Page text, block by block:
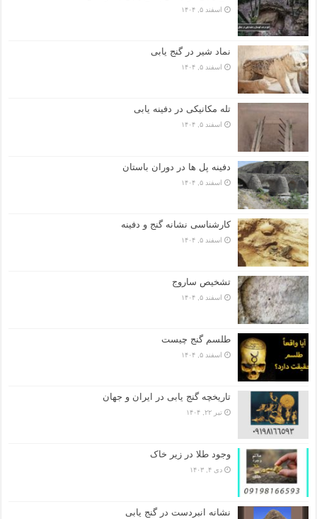
اسفند ۵, ۱۴۰۴
نماد شیر در گنج یابی
اسفند ۵, ۱۴۰۴
تله مکانیکی در دفینه یابی
اسفند ۵, ۱۴۰۴
دفینه پل ها در دوران باستان
اسفند ۵, ۱۴۰۴
کارشناسی نشانه گنج و دفینه
اسفند ۵, ۱۴۰۴
تشخیص ساروج
اسفند ۵, ۱۴۰۴
طلسم گنج چیست
اسفند ۵, ۱۴۰۴
تاریخچه گنج‌ یابی در ایران و جهان
تیر ۲۲, ۱۴۰۴
وجود طلا در زیر خاک
دی ۴, ۱۴۰۳
نشانه انبردست در گنج یابی